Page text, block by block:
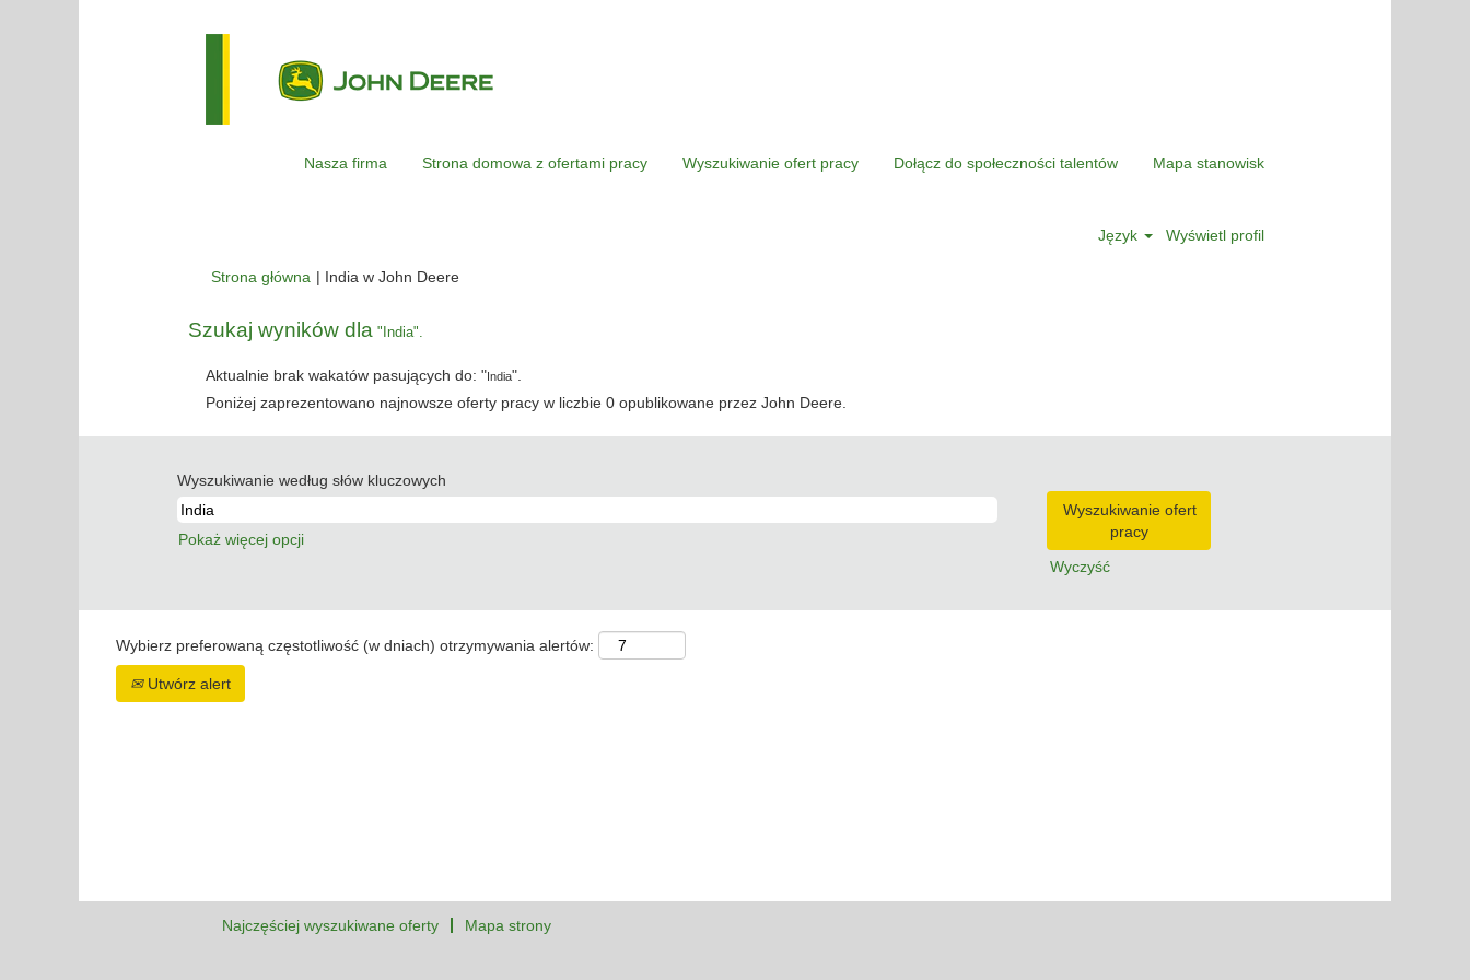
Nasza firma Strona domowa z ofertami pracy Wyszukiwanie ofert pracy Dołącz do społeczności talentów Mapa stanowisk
Język Wyświetl profil
Strona główna | India w John Deere(bieżąca
Szukaj wyników dla "India".
Aktualnie brak wakatów pasujących do: "India".
Poniżej zaprezentowano najnowsze oferty pracy w liczbie 0 opublikowane przez John Deere.
Wyszukiwanie według słów kluczowych
Pokaż więcej opcji
Wyczyść
Wybierz preferowaną częstotliwość (w dniach) otrzymywania alertów:
Utwórz alert
Najczęściej wyszukiwane oferty Mapa strony